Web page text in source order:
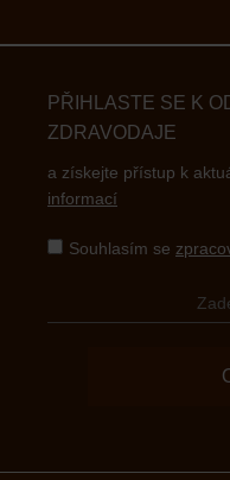
PŘIHLASTE SE K
ZDRAVODAJE
a získejte přístup k
informací
Souhlasím se